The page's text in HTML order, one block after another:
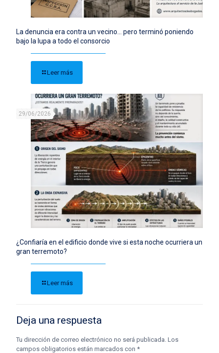
La denuncia era contra un vecino… pero terminó poniendo
bajo la lupa a todo el consorcio
Leer más
29/06/2026
¿Confiaría en el edificio donde vive si esta noche ocurriera un
gran terremoto?
Leer más
Deja una respuesta
Tu dirección de correo electrónico no será publicada. Los
campos obligatorios están marcados con *